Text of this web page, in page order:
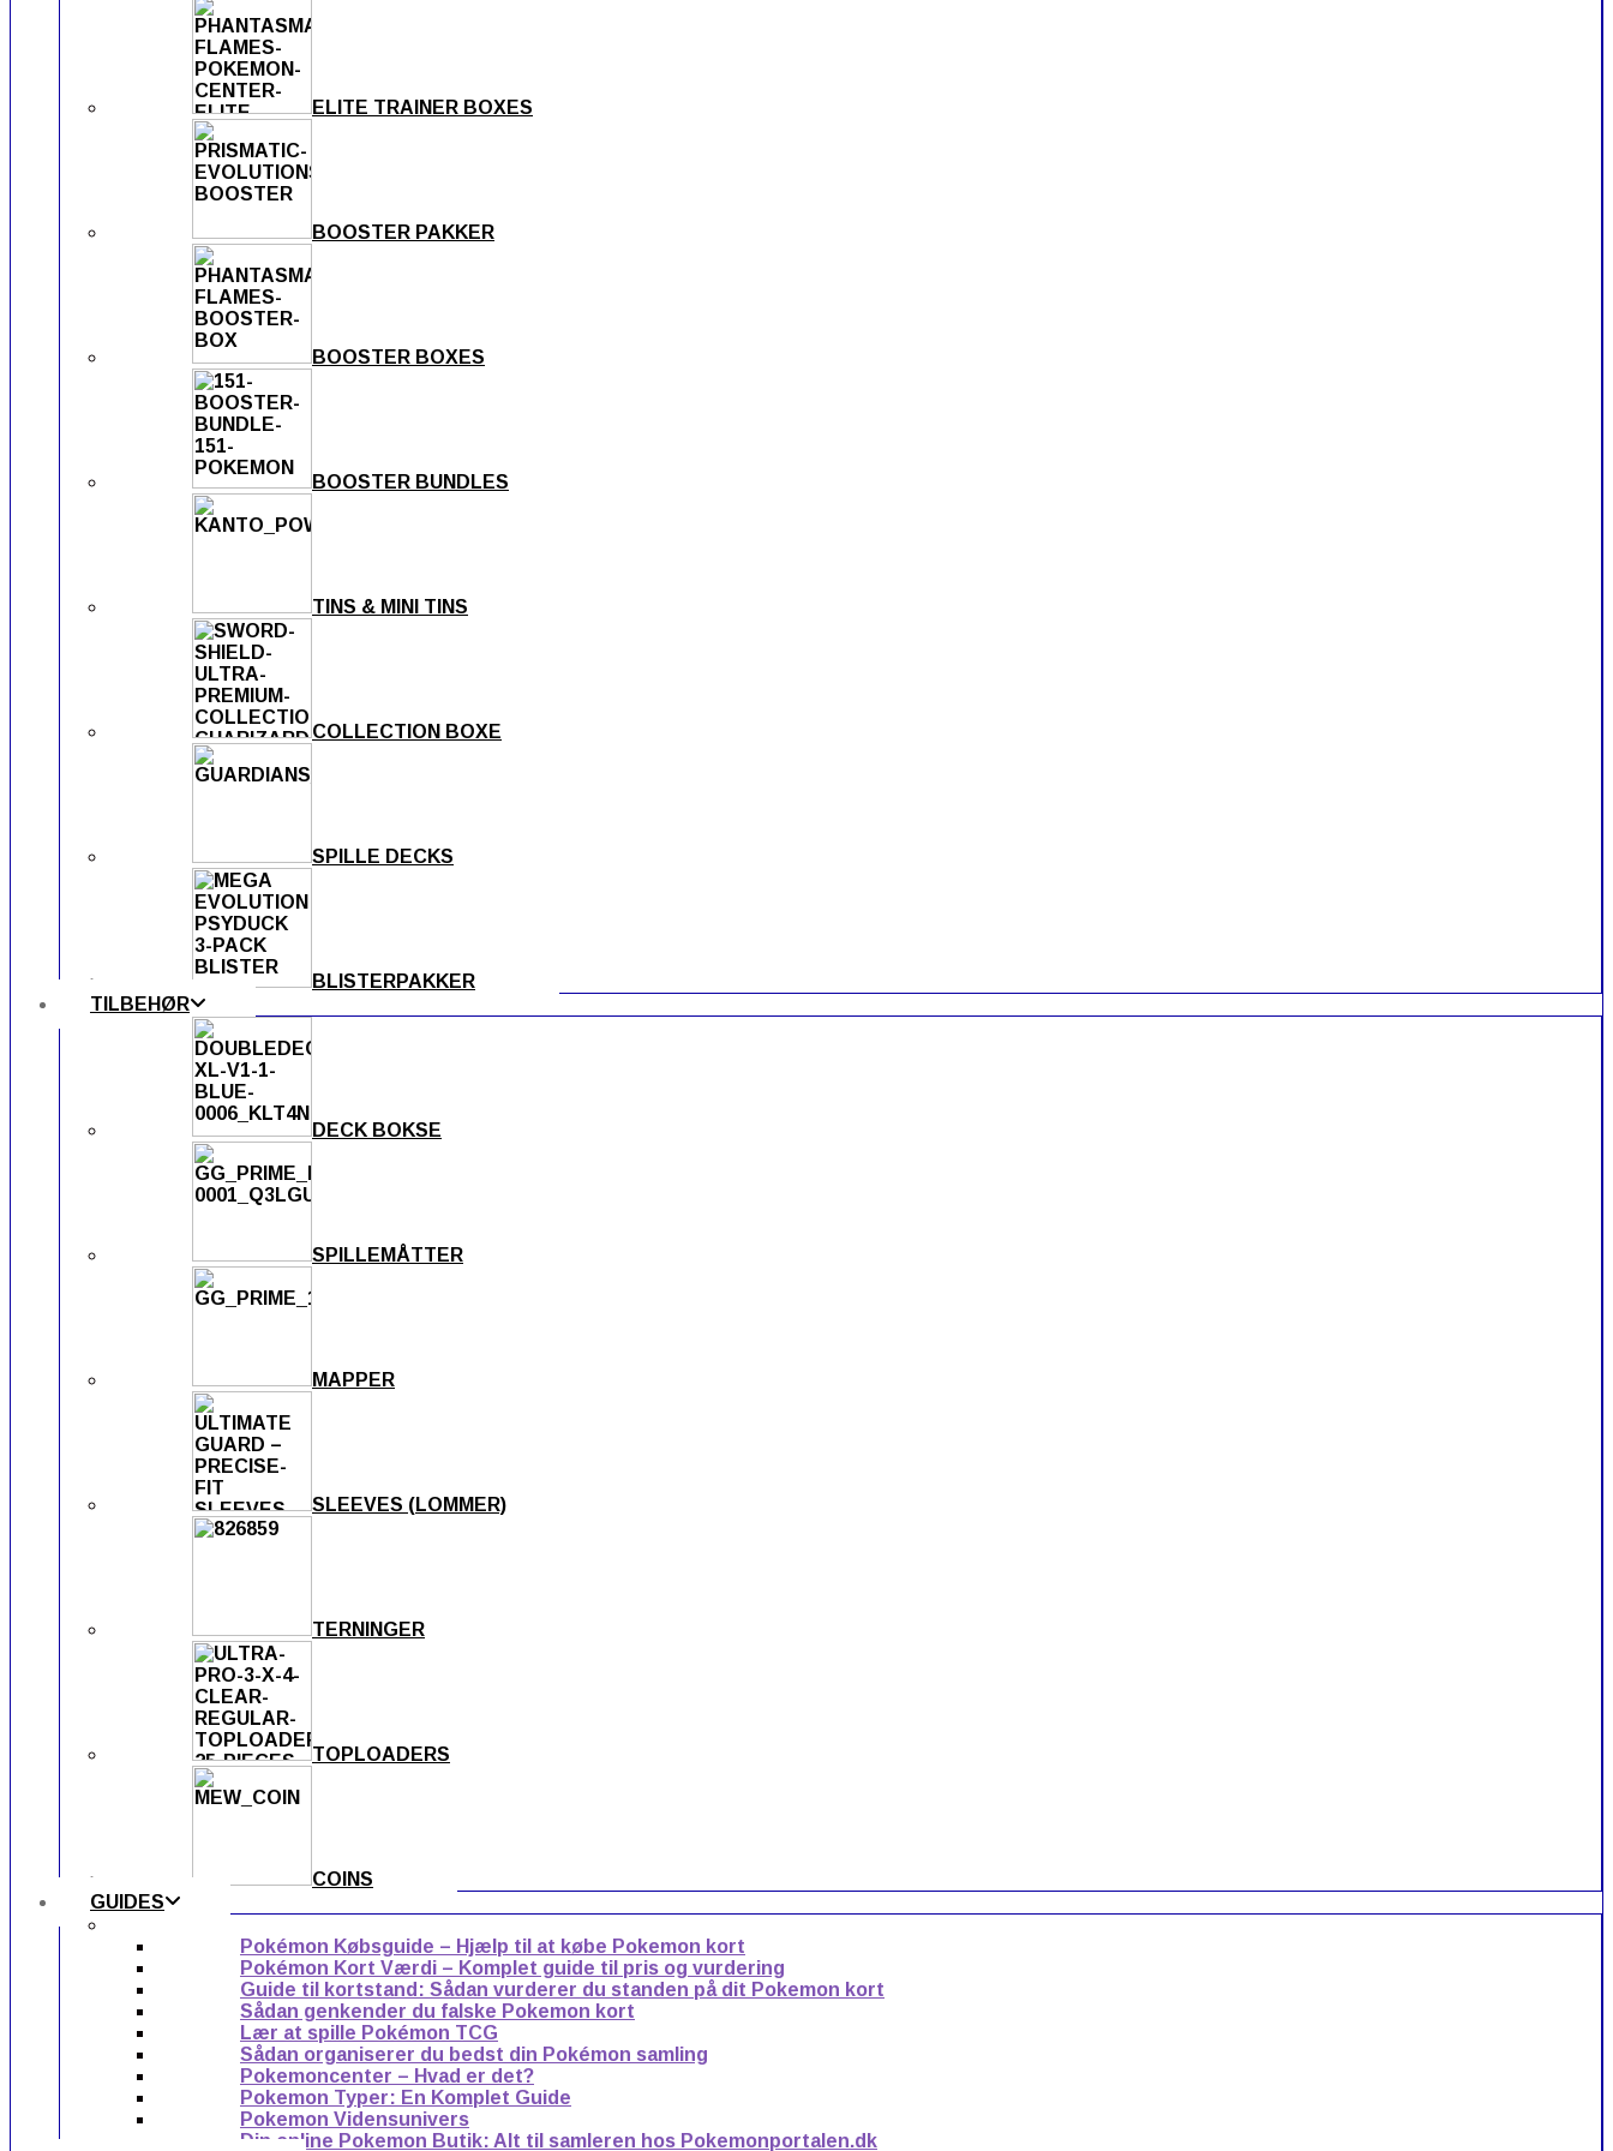
ELITE TRAINER BOXES
BOOSTER PAKKER
BOOSTER BOXES
BOOSTER BUNDLES
TINS & MINI TINS
COLLECTION BOXE
SPILLE DECKS
BLISTERPAKKER
TILBEHØR
DECK BOKSE
SPILLEMÅTTER
MAPPER
SLEEVES (LOMMER)
TERNINGER
TOPLOADERS
COINS
GUIDES
Pokémon Købsguide – Hjælp til at købe Pokemon kort
Pokémon Kort Værdi – Komplet guide til pris og vurdering
Guide til kortstand: Sådan vurderer du standen på dit Pokemon kort
Sådan genkender du falske Pokemon kort
Lær at spille Pokémon TCG
Sådan organiserer du bedst din Pokémon samling
Pokemoncenter – Hvad er det?
Pokemon Typer: En Komplet Guide
Pokemon Vidensunivers
Din online Pokemon Butik: Alt til samleren hos Pokemonportalen.dk